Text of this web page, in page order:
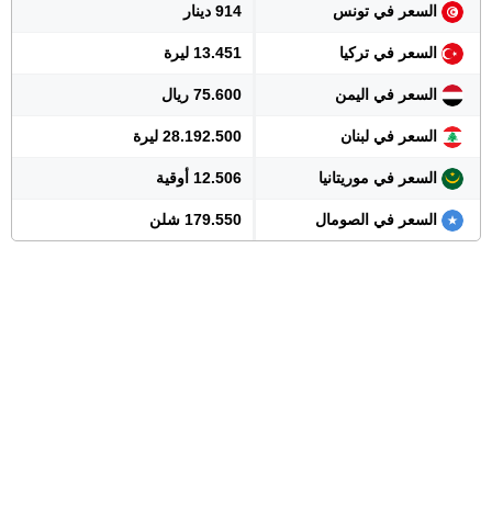
السعر في تونس 914 دينار
السعر في تركيا 13.451 ليرة
السعر في اليمن 75.600 ريال
السعر في لبنان 28.192.500 ليرة
السعر في موريتانيا 12.506 أوقية
السعر في الصومال 179.550 شلن